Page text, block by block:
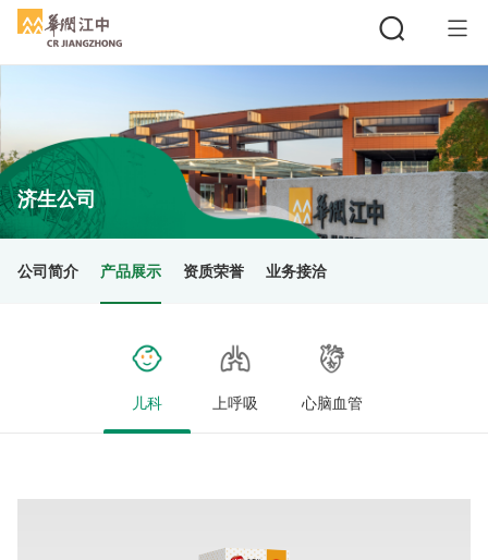
搜索
济生公司
公司简介 产品展示 资质荣誉 业务接洽
儿科 上呼吸 心脑血管